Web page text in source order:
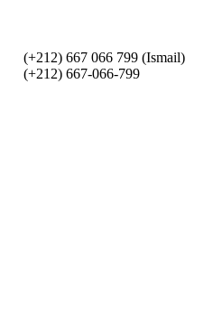
(+212) 667 066 799 (Ismail)
(+212) 667-066-799